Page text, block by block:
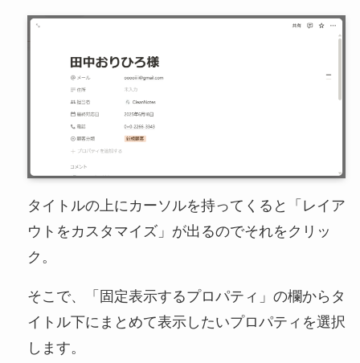
タイトルの上にカーソルを持ってくると「レイア
ウトをカスタマイズ」が出るのでそれをクリッ
ク。
そこで、「固定表示するプロパティ」の欄からタ
イトル下にまとめて表示したいプロパティを選択
します。